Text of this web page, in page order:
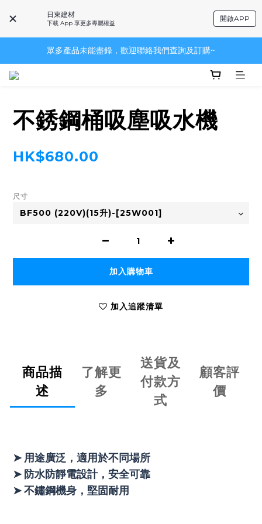
日東建材
下載 App 享更多專屬權益
開啟APP
眾多產品未能盡錄，歡迎聯絡我們查詢及訂購~
眾多產品未能盡錄，歡迎聯絡我們查詢及訂購~
不銹鋼桶吸塵吸水機
HK$680.00
尺寸
加入購物車
加入追蹤清單
商品描
述
了解更
多
送貨及
付款方
式
顧客評
價
➤ 用途廣泛，適用於不同場所
➤ 防水防靜電設計，安全可靠
➤ 不鏽鋼機身，堅固耐用